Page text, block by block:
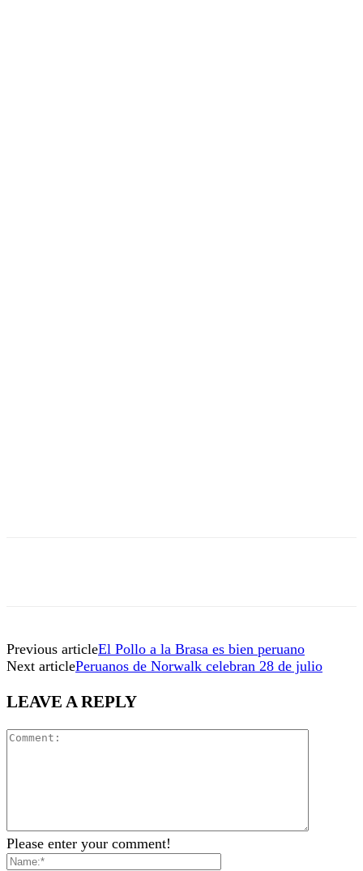
Previous articleEl Pollo a la Brasa es bien peruano
Next articlePeruanos de Norwalk celebran 28 de julio
LEAVE A REPLY
Please enter your comment!